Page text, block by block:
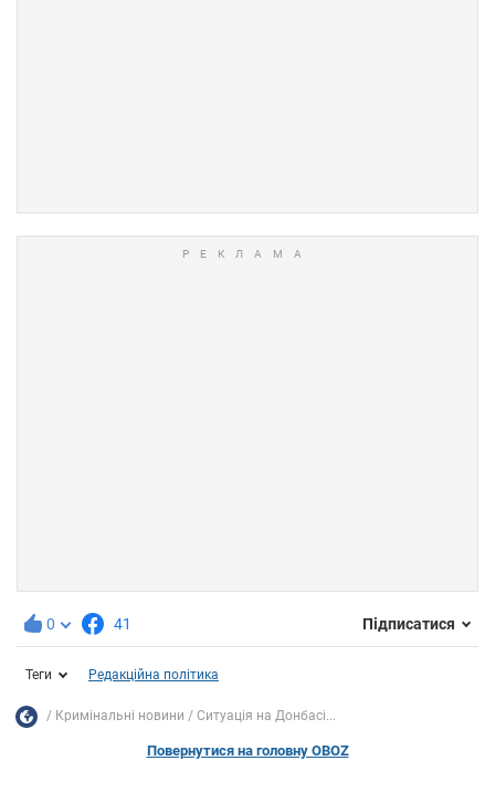
0 41 Підписатися
Теги Редакційна політика
Кримінальні новини Ситуація на Донбасі...
Повернутися на головну OBOZ